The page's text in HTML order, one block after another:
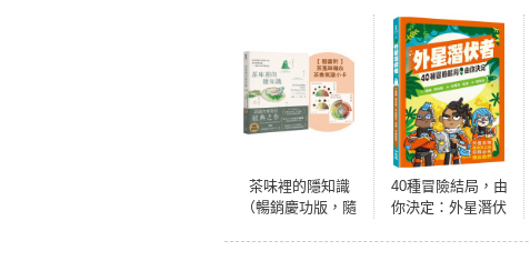
茶味裡的隱知識
（暢銷慶功版，隨
40種冒險結局，由
你決定：外星潛伏